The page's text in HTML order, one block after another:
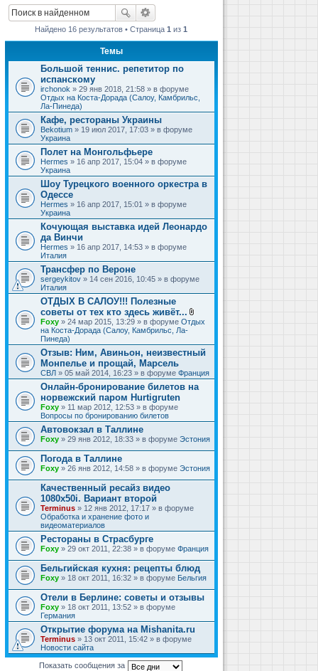
Найдено 16 результатов • Страница1 из1
Темы
Большой теннис. репетитор по
испанскому
irchonok » 29 янв 2018, 21:58 » в форуме
Отдых на Коста-Дорада (Салоу, Камбрильс,
Ла-Пинеда)
Кафе, рестораны Украины
Bekotium » 19 июл 2017, 17:03 » в форуме
Украина
Полет на Монгольфьере
Hermes » 16 апр 2017, 15:04 » в форуме
Украина
Шоу Турецкого военного оркестра в
Одессе
Hermes » 16 апр 2017, 15:01 » в форуме
Украина
Кочующая выставка идей Леонардо
да Винчи
Hermes » 16 апр 2017, 14:53 » в форуме
Италия
Трансфер по Вероне
sergeykitov » 14 сен 2016, 10:45 » в форуме
Италия
ОТДЫХ В САЛОУ!!! Полезные
советы от тех кто здесь живёт...
В
л
ж
е
и
я
Foxy » 24 мар 2015, 13:29 » в форуме Отдых
на Коста-Дорада (Салоу, Камбрильс, Ла-
Пинеда)
Отзыв: Ним, Авиньон, неизвестный
Монпелье и прощай, Марсель
СВЛ » 05 май 2014, 16:23 » в форуме Франция
Онлайн-бронирование билетов на
норвежский паром Hurtigruten
Foxy » 11 мар 2012, 12:53 » в форуме
Вопросы по бронированию билетов
Автовокзал в Таллине
Foxy » 29 янв 2012, 18:33 » в форуме Эстония
Погода в Таллине
Foxy » 26 янв 2012, 14:58 » в форуме Эстония
Качественный ресайз видео
1080x50i. Вариант второй
Terminus » 12 янв 2012, 17:17 » в форуме
Обработка и хранение фото и
видеоматериалов
Рестораны в Страсбурге
Foxy » 29 окт 2011, 22:38 » в форуме Франция
Бельгийская кухня: рецепты блюд
Foxy » 18 окт 2011, 16:32 » в форуме Бельгия
Отели в Берлине: советы и отзывы
Foxy » 18 окт 2011, 13:52 » в форуме
Германия
Открытие форума на Mishanita.ru
Terminus » 13 окт 2011, 15:42 » в форуме
Новости сайта
Показать сообщения за